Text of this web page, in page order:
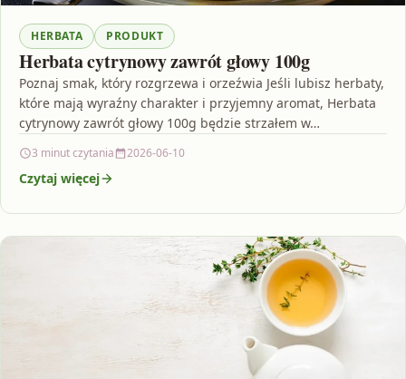
HERBATA PRODUKT
Herbata cytrynowy zawrót głowy 100g
Poznaj smak, który rozgrzewa i orzeźwia Jeśli lubisz herbaty,
które mają wyraźny charakter i przyjemny aromat, Herbata
cytrynowy zawrót głowy 100g będzie strzałem w…
3 minut czytania 2026-06-10
Czytaj więcej